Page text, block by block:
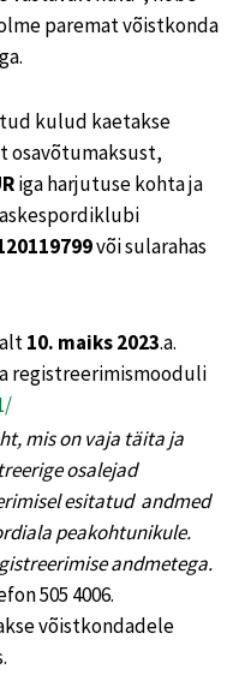
paremat võistkonda
kulud kaetakse
osavõtumaksust,
iga harjutuse kohta ja
või sularahas
10. maiks 2023.a.
registreerimismooduli
mis on vaja täita ja
osalejad
esitatud andmed
peakohtunikule.
andmetega.
505 4006.
võistkondadele